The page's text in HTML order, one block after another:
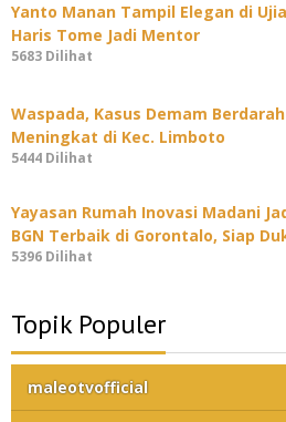
Yanto Manan Tampil Elegan di
Haris Tome Jadi Mentor
5683 Dilihat
Waspada, Kasus Demam Berdarah
Meningkat di Kec. Limboto
5444 Dilihat
Yayasan Rumah Inovasi Madani
BGN Terbaik di Gorontalo, Siap
5396 Dilihat
Topik Populer
maleotvofficial